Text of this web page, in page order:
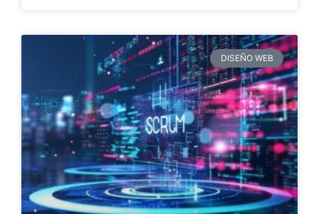
DISEÑO WEB